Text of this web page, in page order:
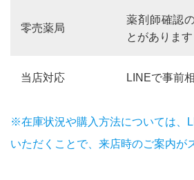
零売薬局
薬剤師確認
とがあります
当店対応 LINEで事前
※在庫状況や購入方法については、
いただくことで、来店時のご案内が